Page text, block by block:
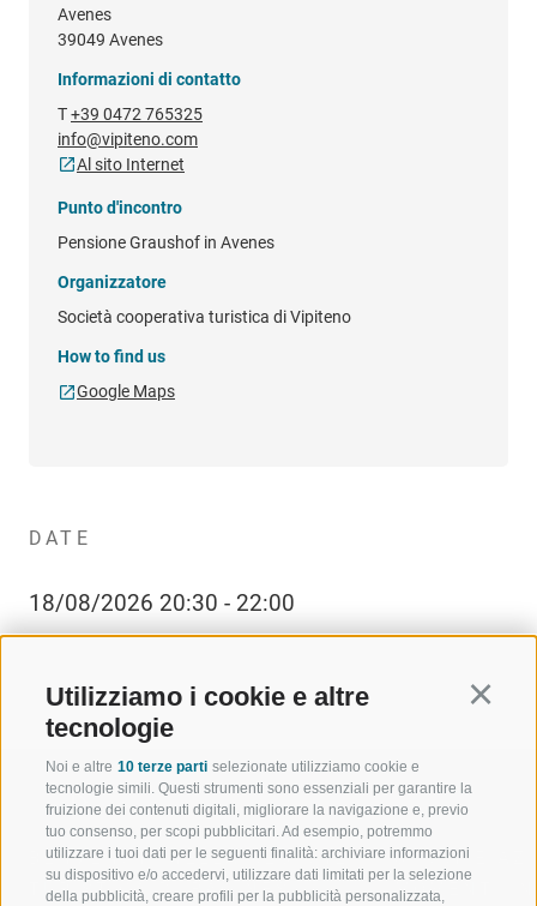
Utilizziamo i cookie e altre
tecnologie
Noi e altre 10 terze parti selezionate utilizziamo cookie e
tecnologie simili. Questi strumenti sono essenziali per garantire la
fruizione dei contenuti digitali, migliorare la navigazione e, previo
tuo consenso, per scopi pubblicitari. Ad esempio, potremmo
utilizzare i tuoi dati per le seguenti finalità: archiviare informazioni
su dispositivo e/o accedervi, utilizzare dati limitati per la selezione
della pubblicità, creare profili per la pubblicità personalizzata,
Avenes
39049 Avenes
Informazioni di contatto
T+39 0472 765325
info@vipiteno.com
Al sito Internet
Punto d'incontro
Pensione Graushof in Avenes
Organizzatore
Società cooperativa turistica di Vipiteno
How to find us
Google Maps
DATE
18/08/2026 20:30 - 22:00
BENVENUTI NELLA REGIONE
TURISTICA DI RACINES
SPORT E
MOMENTI